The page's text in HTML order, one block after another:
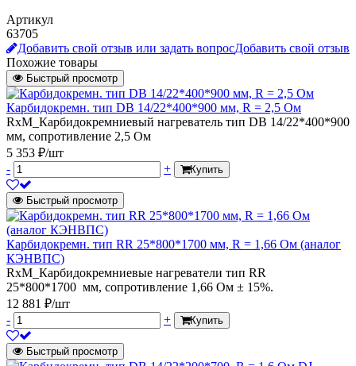
Артикул
63705
Добавить свой отзыв или задать вопросДобавить свой отзыв
Похожие товары
Быстрый просмотр
Карбидокремн. тип DB 14/22*400*900 мм, R = 2,5 Ом
RxM_Карбидокремниевый нагреватель тип DB 14/22*400*900
мм, сопротивление 2,5 Ом
5 353 ₽/шт
-
+ Купить
Быстрый просмотр
Карбидокремн. тип RR 25*800*1700 мм, R = 1,66 Ом (аналог
КЭНВПС)
RxM_Карбидокремниевые нагреватели тип RR
25*800*1700 мм, сопротивление 1,66 Ом ± 15%.
12 881 ₽/шт
-
+ Купить
Быстрый просмотр